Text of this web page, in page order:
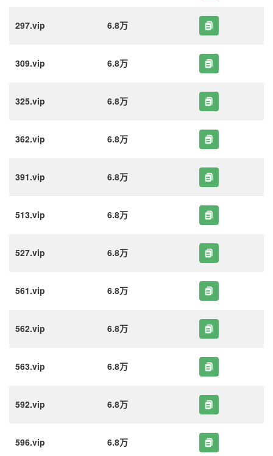
297.vip 6.8万
309.vip 6.8万
325.vip 6.8万
362.vip 6.8万
391.vip 6.8万
513.vip 6.8万
527.vip 6.8万
561.vip 6.8万
562.vip 6.8万
563.vip 6.8万
592.vip 6.8万
596.vip 6.8万